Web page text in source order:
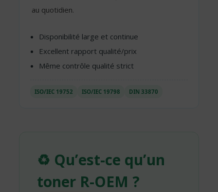
au quotidien.
Disponibilité large et continue
Excellent rapport qualité/prix
Même contrôle qualité strict
ISO/IEC 19752 ISO/IEC 19798 DIN 33870
♻️ Qu’est-ce qu’un
toner R-OEM ?